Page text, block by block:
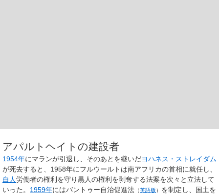
アパルトヘイトの建設者
1954年にマランが引退し、そのあとを継いだヨハネス・ストレイダム
が死去すると、1958年にフルウールトは南アフリカの首相に就任し、
白人労働者の権利を守り黒人の権利を剥奪する法案を次々と立法して
いった。 1959年にはバントゥー自治促進法 （英語版 ） を制定し、国土を